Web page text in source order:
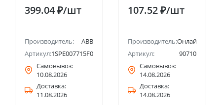
399.04 ₽/шт
Производитель:
ABB
Артикул:1SPE007715F0751
Самовывоз:
10.08.2026
Доставка:
11.08.2026
107.52 ₽/шт
Производитель:Онлайт
Артикул:
90710
Самовывоз:
14.08.2026
Доставка:
14.08.2026